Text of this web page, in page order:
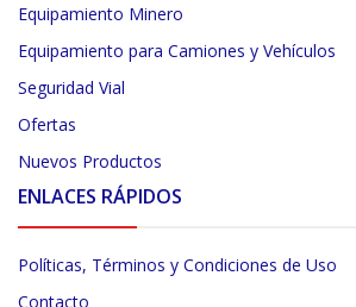
Equipamiento Minero
Equipamiento para Camiones y Vehículos
Seguridad Vial
Ofertas
Nuevos Productos
ENLACES RÁPIDOS
Políticas, Términos y Condiciones de Uso
Contacto